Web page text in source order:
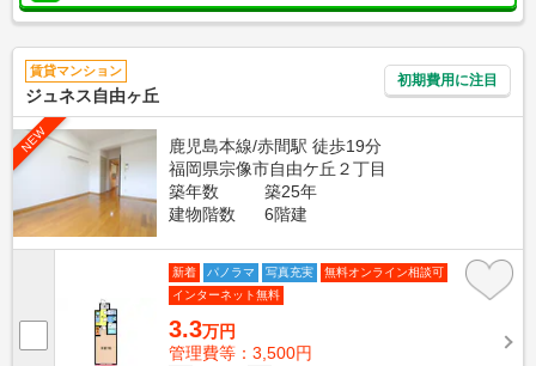
賃貸マンション
ジュネス自由ヶ丘
初期費用に注目
NEW
鹿児島本線/赤間駅 徒歩19分
福岡県宗像市自由ケ丘２丁目
築年数
築25年
建物階数
6階建
新着 パノラマ 写真充実
無料オンライン相談可
インターネット無料
3.3万円
管理費等：3,500円